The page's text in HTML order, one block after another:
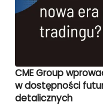
CME Group
w dostępności
detalicznych